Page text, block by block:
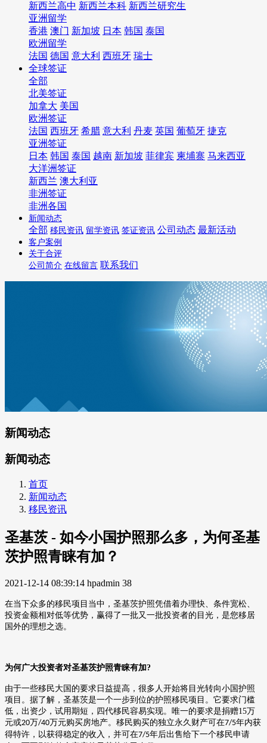
新西兰高中 新西兰本科 新西兰研究生
亚洲留学
香港 澳门 新加坡 日本 韩国 泰国
欧洲留学
法国 德国 意大利 西班牙 瑞士
全球签证
全部
北美签证
加拿大 美国
欧洲签证
法国 西班牙 希腊 意大利 丹麦 英国 葡萄牙 捷克
亚洲签证
日本 韩国 泰国 越南 新加坡 菲律宾 柬埔寨 马来西亚
大洋洲签证
新西兰 澳大利亚
非洲签证
非洲各国
新闻动态
全部 移民资讯 留学资讯 签证资讯 公司动态 最新活动
客户案例
关于合评
公司简介 在线留言 联系我们
新闻动态
新闻动态
首页
新闻动态
移民资讯
圣基茨 - 如今小国护照那么多，为何圣基
茨护照青睐有加？
2021-12-14 08:39:14 hpadmin 38
在当下众多的移民项目当中，圣基茨护照凭借着办理快、条件宽松、
投资金额相对低等优势，赢得了一批又一批投资者的目光，是您移居
国外的理想之选。
为何广大投资者对圣基茨护照青睐有加?
由于一些移民大国的要求日益提高，很多人开始将目光转向小国护照
项目。据了解，圣基茨是一个一步到位的护照移民项目。它要求门槛
低，出资少，试用期短，四代移民容易实现。唯一的要求是捐赠15万
元或20万/40万元购买房地产。移民购买的独立永久财产可在7/5年内获
得特许，以获得稳定的收入，并可在7/5年后出售给下一个移民申请